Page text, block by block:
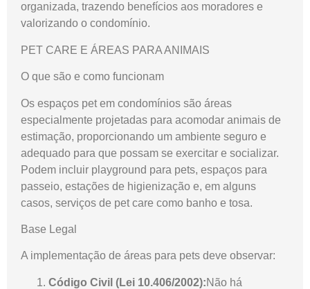
organizada, trazendo benefícios aos moradores e
valorizando o condomínio.
PET CARE E ÁREAS PARA ANIMAIS
O que são e como funcionam
Os espaços pet em condomínios são áreas
especialmente projetadas para acomodar animais de
estimação, proporcionando um ambiente seguro e
adequado para que possam se exercitar e socializar.
Podem incluir playground para pets, espaços para
passeio, estações de higienização e, em alguns
casos, serviços de pet care como banho e tosa.
Base Legal
A implementação de áreas para pets deve observar:
Código Civil (Lei 10.406/2002):Não há